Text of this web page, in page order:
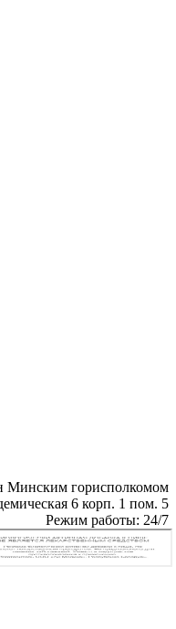
Минским горисполкомом
6 корп. 1 пом. 5
Режим работы: 24/7